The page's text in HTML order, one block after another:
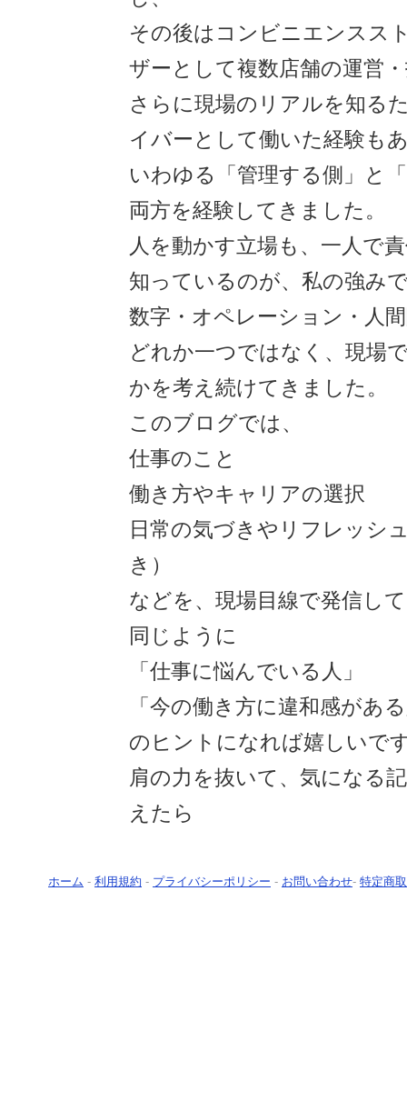
その後はコンビニエンスス
ザーとして複数店舗の運営
さらに現場のリアルを知る
イバーとして働いた経験も
いわゆる「管理する側」と
両方を経験してきました。
人を動かす立場も、一人で
知っているのが、私の強み
数字・オペレーション・人
どれか一つではなく、現場
かを考え続けてきました。
このブログでは、
仕事のこと
働き方やキャリアの選択
日常の気づきやリフレッシ
き）
などを、現場目線で発信し
同じように
「仕事に悩んでいる人」
「今の働き方に違和感があ
のヒントになれば嬉しいで
肩の力を抜いて、気になる
えたら
ホーム - 利用規約 - プライバシーポリシー - お問い合わせ- 特定商